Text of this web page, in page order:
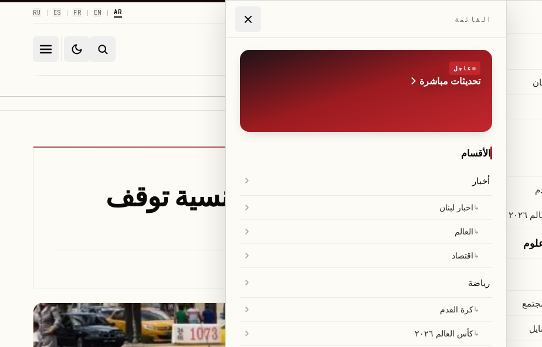
AR
|
EN
|
FR
|
ES
|
RU
الأموال".. السلطات التونسية توقف
القائمة
عاجل
تحديثات مباشرة
الأقسام
أخبار
↳اخبار لبنان
↳العالم
↳اقتصاد
رياضة
↳كرة القدم
↳كأس العالم ٢٠٢٦